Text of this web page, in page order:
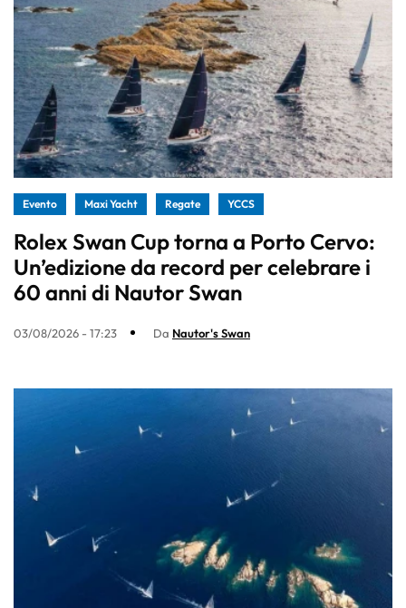
Evento Maxi Yacht Regate YCCS
Rolex Swan Cup torna a Porto Cervo:
Un’edizione da record per celebrare i
60 anni di Nautor Swan
03/08/2026 - 17:23 Da Nautor's Swan